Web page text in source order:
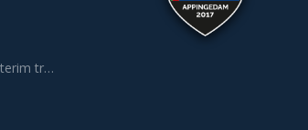
Vrouwen 1